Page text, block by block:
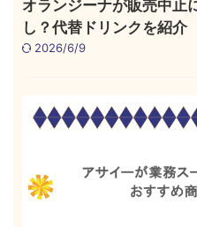
オランジーナが販売中止
し？代替ドリンクを紹介
2026/6/9